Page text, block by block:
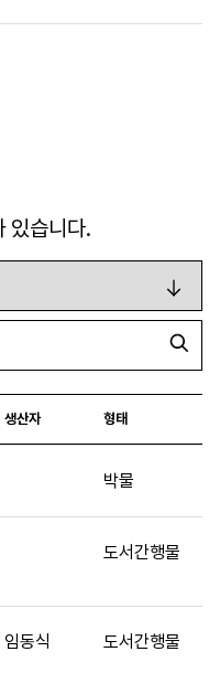
있습니다.
생산자 형태
박물
도서간행물
임동식 도서간행물